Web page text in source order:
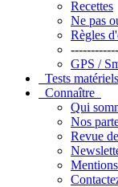
Recettes
Ne pas
Règles
GPS /
Tests matériels
Connaître
Qui
Nos
Revue